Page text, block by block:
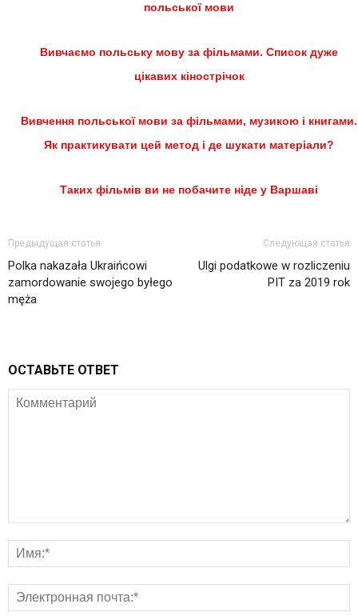
польської мови
Вивчаємо польську мову за фільмами. Список дуже
цікавих кінострічок
Вивчення польської мови за фільмами, музикою і книгами.
Як практикувати цей метод і де шукати матеріали?
Таких фільмів ви не побачите ніде у Варшаві
Предыдущая статья
Polka nakazała Ukraińcowi
zamordowanie swojego byłego
męża
Следующая статья
Ulgi podatkowe w rozliczeniu
PIT za 2019 rok
ОСТАВЬТЕ ОТВЕТ